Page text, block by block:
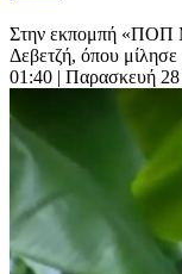
Στην εκπομπή «ΠΟΠ
Δεβετζή, όπου μίλησε
01:40 | Παρασκευή